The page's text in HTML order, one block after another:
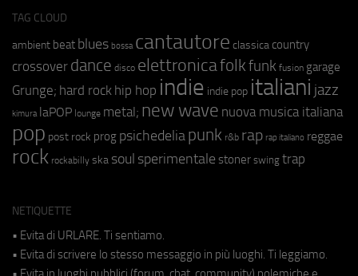
TAG CLOUD
ambient beat blues bossa cantautore classica country
crossover dance disco elettronicafolkfunk fusion garage
Grunge; hard rock hip hop indie indie pop italiani jazz
kimura laPOP lounge metal; new wave nuova musica italiana
pop post rock prog psichedeliapunk r&b rap rap italiano reggae
rock rockabilly ska soul sperimentale stoner swing trap
NETIQUETTE
• Evita di URLARE. Ti sentiamo.
• Evita di scrivere lo stesso messaggio in più luoghi. Ti leggiamo.